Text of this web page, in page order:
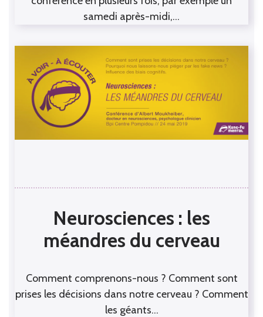
samedi après-midi,…
Neurosciences : les
méandres du cerveau
Comment comprenons-nous ? Comment sont
prises les décisions dans notre cerveau ? Comment
les géants…